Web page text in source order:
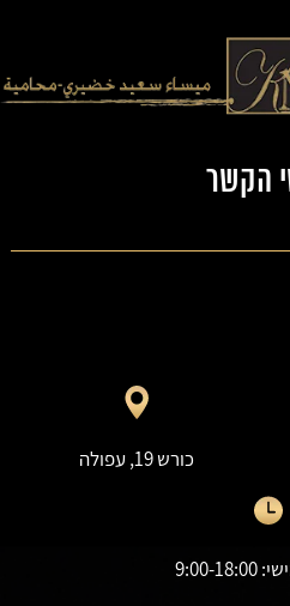
הקשר
כורש 19, עפולה
18:00